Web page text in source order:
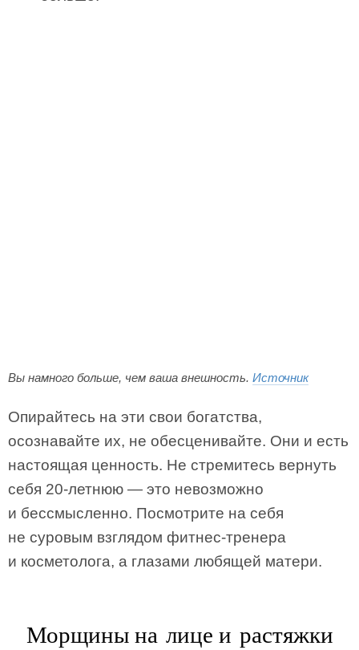
Вы намного больше, чем ваша внешность. Источник
Опирайтесь на эти свои богатства,
осознавайте их, не обесценивайте. Они и есть
настоящая ценность. Не стремитесь вернуть
себя 20-летнюю — это невозможно
и бессмысленно. Посмотрите на себя
не суровым взглядом фитнес-тренера
и косметолога, а глазами любящей матери.
Морщины на лице и растяжки